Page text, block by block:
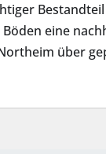
eine
über